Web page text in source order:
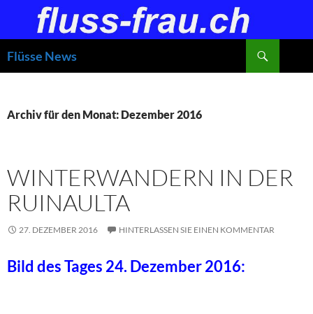
springen
Flüsse News
Archiv für den Monat: Dezember 2016
WINTERWANDERN IN DER
RUINAULTA
27. DEZEMBER 2016 HINTERLASSEN SIE EINEN KOMMENTAR
Bild des Tages 24. Dezember 2016: